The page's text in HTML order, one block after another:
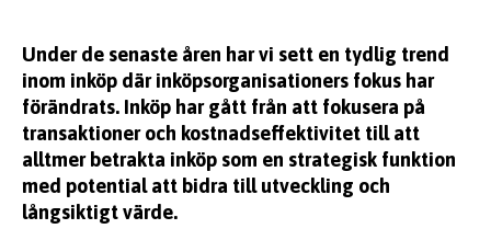
Under de senaste åren har vi sett en tydlig trend
inom inköp där inköpsorganisationers fokus har
förändrats. Inköp har gått från att fokusera på
transaktioner och kostnadseffektivitet till att
alltmer betrakta inköp som en strategisk funktion
med potential att bidra till utveckling och
långsiktigt värde.